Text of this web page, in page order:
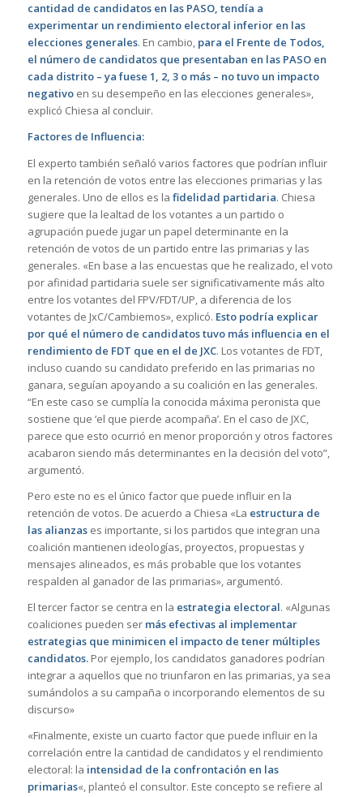
cantidad de candidatos en las PASO, tendía a
experimentar un rendimiento electoral inferior en las
elecciones generales. En cambio, para el Frente de Todos,
el número de candidatos que presentaban en las PASO en
cada distrito – ya fuese 1, 2, 3 o más – no tuvo un impacto
negativo en su desempeño en las elecciones generales»,
explicó Chiesa al concluir.
Factores de Influencia:
El experto también señaló varios factores que podrían influir
en la retención de votos entre las elecciones primarias y las
generales. Uno de ellos es la fidelidad partidaria. Chiesa
sugiere que la lealtad de los votantes a un partido o
agrupación puede jugar un papel determinante en la
retención de votos de un partido entre las primarias y las
generales. «En base a las encuestas que he realizado, el voto
por afinidad partidaria suele ser significativamente más alto
entre los votantes del FPV/FDT/UP, a diferencia de los
votantes de JxC/Cambiemos», explicó. Esto podría explicar
por qué el número de candidatos tuvo más influencia en el
rendimiento de FDT que en el de JXC. Los votantes de FDT,
incluso cuando su candidato preferido en las primarias no
ganara, seguían apoyando a su coalición en las generales.
“En este caso se cumplía la conocida máxima peronista que
sostiene que ‘el que pierde acompaña’. En el caso de JXC,
parece que esto ocurrió en menor proporción y otros factores
acabaron siendo más determinantes en la decisión del voto”,
argumentó.
Pero este no es el único factor que puede influir en la
retención de votos. De acuerdo a Chiesa «La estructura de
las alianzases importante, si los partidos que integran una
coalición mantienen ideologías, proyectos, propuestas y
mensajes alineados, es más probable que los votantes
respalden al ganador de las primarias», argumentó.
El tercer factor se centra en la estrategia electoral. «Algunas
coaliciones pueden ser más efectivas al implementar
estrategias que minimicen el impacto de tener múltiples
candidatos.Por ejemplo, los candidatos ganadores podrían
integrar a aquellos que no triunfaron en las primarias, ya sea
sumándolos a su campaña o incorporando elementos de su
discurso»
«Finalmente, existe un cuarto factor que puede influir en la
correlación entre la cantidad de candidatos y el rendimiento
electoral: la intensidad de la confrontación en las
primarias«, planteó el consultor. Este concepto se refiere al